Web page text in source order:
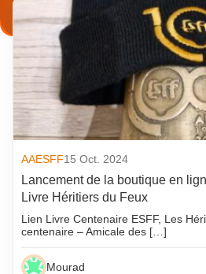
AAESFF15 Oct. 2024
Lancement de la boutique en
Livre Héritiers du Feux
Lien Livre Centenaire ESFF, Les
centenaire – Amicale des […]
Mourad